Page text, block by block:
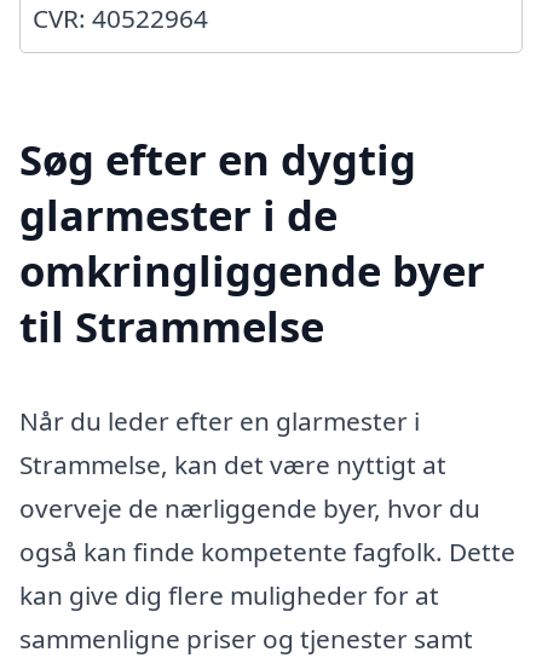
CVR: 40522964
Søg efter en dygtig
glarmester i de
omkringliggende byer
til Strammelse
Når du leder efter en glarmester i
Strammelse, kan det være nyttigt at
overveje de nærliggende byer, hvor du
også kan finde kompetente fagfolk. Dette
kan give dig flere muligheder for at
sammenligne priser og tjenester samt